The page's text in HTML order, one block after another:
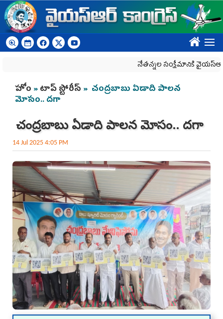
Skip to main content
????
నేతన్నల సంక్షేమానికి వైయ‌స్ఆర్‌సీపీ
You are here
హోం »టాప్ స్టోరీస్ » చంద్రబాబు ఏడాది పాలన
మోసం.. దగా
చంద్రబాబు ఏడాది పాలన మోసం.. దగా
14 Jul 2025 4:05 PM